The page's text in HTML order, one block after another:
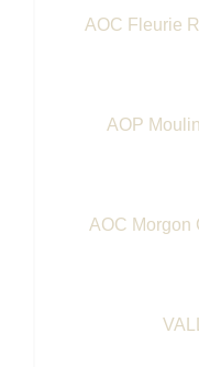
AOC Fleurie
AOP
AOC Morgon